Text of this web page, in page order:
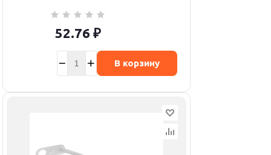
52.76 ₽
В корзину